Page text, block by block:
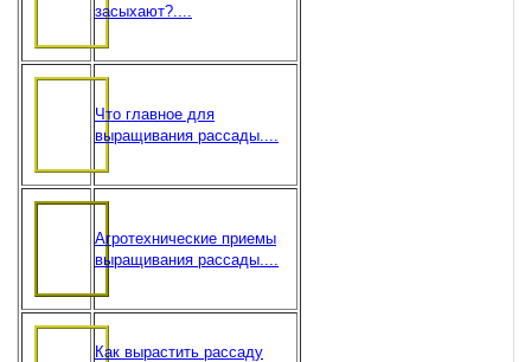
засыхают?....
Что главное для
выращивания рассады....
Агротехнические приемы
выращивания рассады....
Как вырастить рассаду